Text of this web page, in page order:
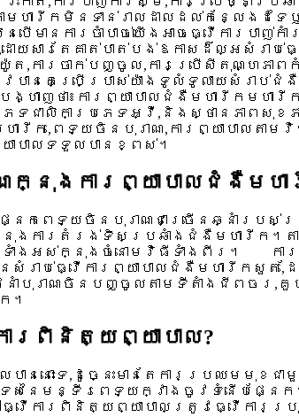
ារីកមិនទាន់រាលដាលដល់កន្លែងដទៃ
នបើមានការចាំបាច់យើងអាចធ្វើការប
រតែគាត់បាត់បង់ឱកាសដ៏ល្អសំរាប់ធ្វើ
ការចាក់បញ្ចូល,ការប្រើសីតុណ្ហភាព
បានគេប្រើប្រាស់យ៉ាងទូលំទូលាយសំរ
ាញថា៖ការព្យាបាលជំងឺមហារីកមហារី
ទជាលិកាប្រភេទអ្វី,និងស្ថានភាពសុខ
មហារីក,ពេទ្យចិនបុរាណ,ការព្យាបាល
ាបាលទទួលបានខ្ពស់។
នុងការព្យាបាលជំងឺមហ
ែកពេទ្យចិនបុរាណជាច្រើនឆ្នាំរបស់
ងការតំរង់ទិសប្រឆាំងជំងឺមហារីក។ត
ងអស់ក្នុងចំនោមវិធីទាំងពីរ។ ការស៊
រាប់ធ្វើការព្យាបាលជំងឺមហារីកសួត,ដ
ថ្នាំបុរាណចិនបញ្ចូលតាមទីតាំងជីពចរ
។
រពិនិត្យព្យាបាល?
បាននោះទេ,ដូច្នេះមានតែការប្រឈម
ឯកទេសនៃមន្ទីរពេទ្យក្វាងចូវទំនើ
វើការពិនិត្យព្យាបាលត្រូវធ្វើកា